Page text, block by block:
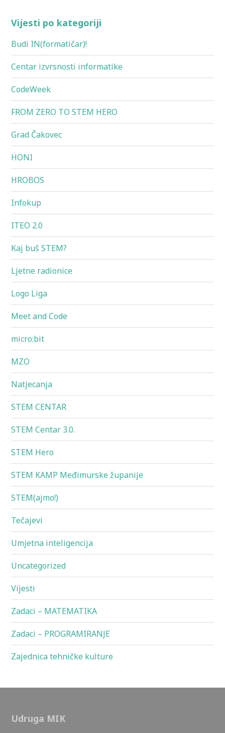
Vijesti po kategoriji
Budi IN(formatičar)!
Centar izvrsnosti informatike
CodeWeek
FROM ZERO TO STEM HERO
Grad Čakovec
HONI
HROBOS
Infokup
ITEO 2.0
Kaj buš STEM?
Ljetne radionice
Logo Liga
Meet and Code
micro:bit
MZO
Natjecanja
STEM CENTAR
STEM Centar 3.0.
STEM Hero
STEM KAMP Međimurske županije
STEM(ajmo!)
Tečajevi
Umjetna inteligencija
Uncategorized
Vijesti
Zadaci – MATEMATIKA
Zadaci – PROGRAMIRANJE
Zajednica tehničke kulture
Udruga MIK